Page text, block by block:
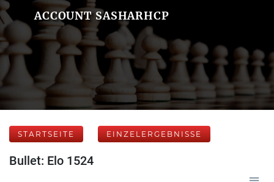
ACCOUNT SASHARHCP
STARTSEITE EINZELERGEBNISSE
Bullet: Elo 1524